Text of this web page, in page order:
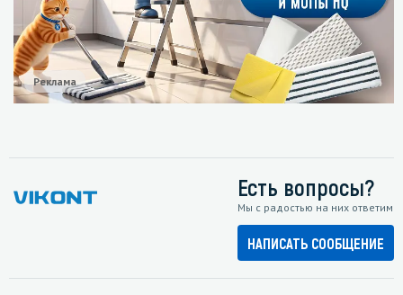
Реклама
Есть вопросы?
Мы с радостью на них ответим
НАПИСАТЬ СООБЩЕНИЕ